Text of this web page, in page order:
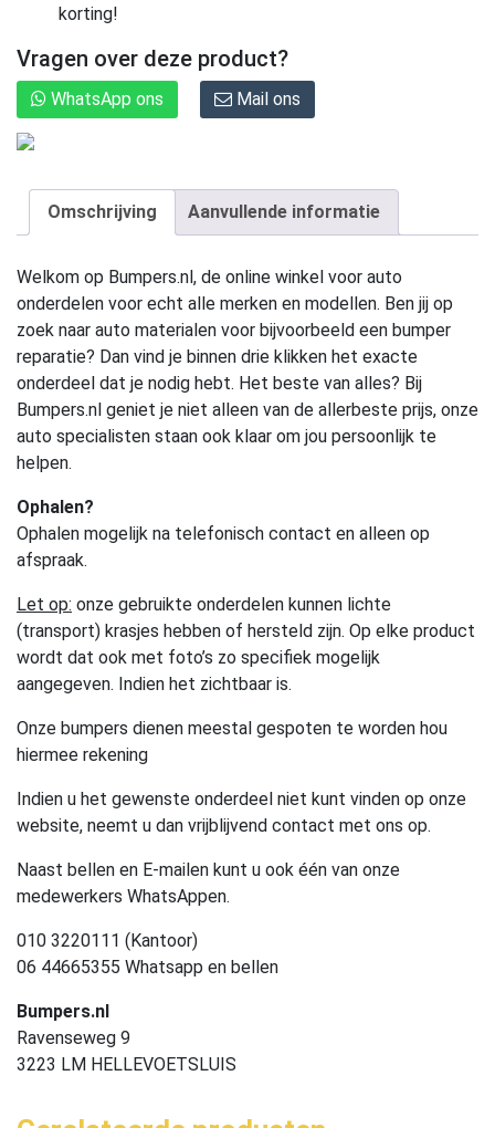
korting!
Vragen over deze product?
WhatsApp ons Mail ons
Omschrijving Aanvullende informatie
Welkom op Bumpers.nl, de online winkel voor auto
onderdelen voor echt alle merken en modellen. Ben jij op
zoek naar auto materialen voor bijvoorbeeld een bumper
reparatie? Dan vind je binnen drie klikken het exacte
onderdeel dat je nodig hebt. Het beste van alles? Bij
Bumpers.nl geniet je niet alleen van de allerbeste prijs, onze
auto specialisten staan ook klaar om jou persoonlijk te
helpen.
Ophalen?
Ophalen mogelijk na telefonisch contact en alleen op
afspraak.
Let op: onze gebruikte onderdelen kunnen lichte
(transport) krasjes hebben of hersteld zijn. Op elke product
wordt dat ook met foto’s zo specifiek mogelijk
aangegeven. Indien het zichtbaar is.
Onze bumpers dienen meestal gespoten te worden hou
hiermee rekening
Indien u het gewenste onderdeel niet kunt vinden op onze
website, neemt u dan vrijblijvend contact met ons op.
Naast bellen en E-mailen kunt u ook één van onze
medewerkers WhatsAppen.
010 3220111 (Kantoor)
06 44665355 Whatsapp en bellen
Bumpers.nl
Ravenseweg 9
3223 LM HELLEVOETSLUIS